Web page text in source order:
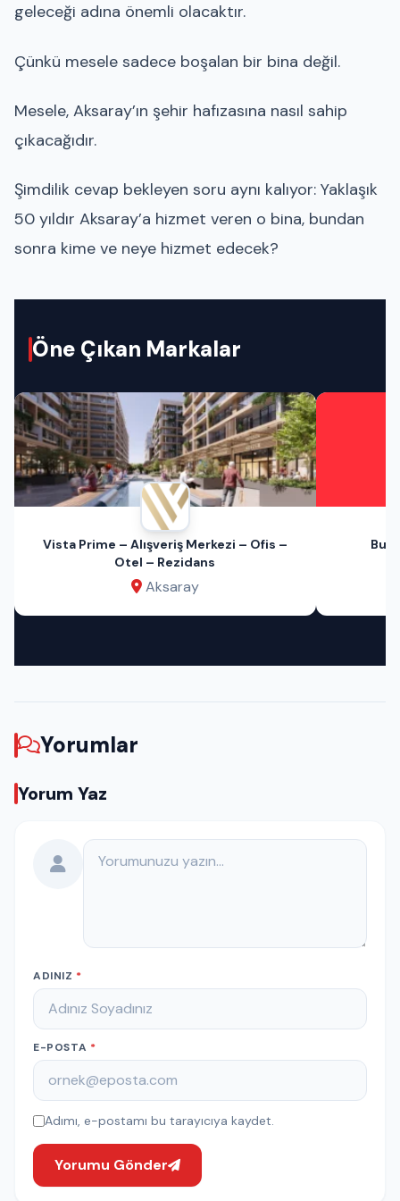
geleceği adına önemli olacaktır.
Çünkü mesele sadece boşalan bir bina değil.
Mesele, Aksaray’ın şehir hafızasına nasıl sahip
çıkacağıdır.
Şimdilik cevap bekleyen soru aynı kalıyor: Yaklaşık
50 yıldır Aksaray’a hizmet veren o bina, bundan
sonra kime ve neye hizmet edecek?
Öne Çıkan Markalar
Vista Prime – Alışveriş Merkezi – Ofis –
Otel – Rezidans
Aksaray
Bu
Yorumlar
Yorum Yaz
Yorumunuz
ADINIZ *
E-POSTA *
Adımı, e-postamı bu tarayıcıya kaydet.
Yorumu Gönder